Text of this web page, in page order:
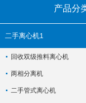
产品分
二手离心机1
回收双级推料离心机
两相分离机
二手管式离心机